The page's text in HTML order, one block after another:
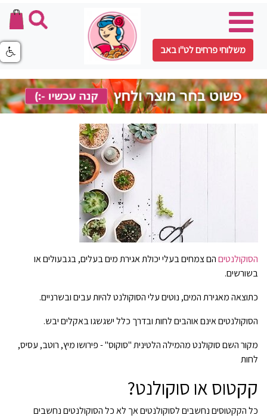
משלוחי פרחים לט"ו באב
הסוקולנטיםהם צמחים בעלי יכולת אגירת מים בעלים, בגבעולים או
בשורשים.
כתוצאה מאגירת המים, נוטים עלי הסוקולנט להיות עבים ובשרניים.
הסוקולנטים אינם אוהבים לחות ובדרך כלל ישגשגו באקלים יבש.
מקור השם סוקולנט מהמילה הלטינית "סוקוס" - פירושו מיץ, רוטב, עסיס,
לחות
קקטוס או סוקולנט?
כל הקקטוסים נחשבים לסוקולנטים אך לא כל הסוקולנטים נחשבים